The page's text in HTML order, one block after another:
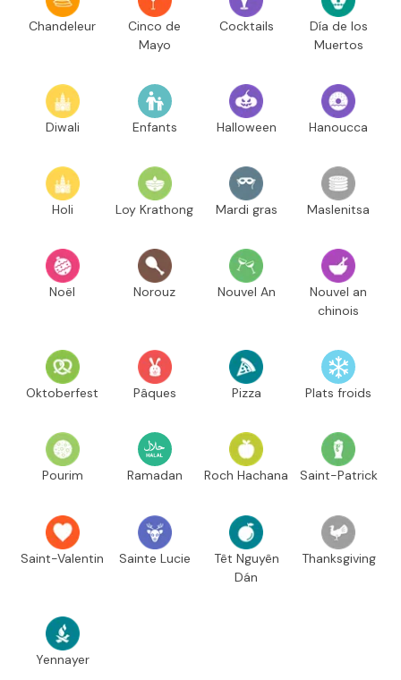
Chandeleur
Cinco de
Mayo
Cocktails
Día de los
Muertos
Diwali Enfants Halloween Hanoucca
Holi Loy Krathong Mardi gras Maslenitsa
Noël Norouz Nouvel An
Nouvel an
chinois
Oktoberfest Pâques Pizza Plats froids
Pourim Ramadan Roch Hachana Saint-Patrick
Saint-Valentin Sainte Lucie
Têt Nguyên
Dán
Thanksgiving
Yennayer